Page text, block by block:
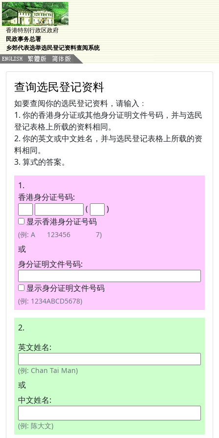
香港特别行政区政府
民政事务总署
乡郊代表选举选民登记资料查阅系统
查询选民登记资料
如要查阅你的选民登记资料，请输入﹕
1. 你的香港身分证或其他身分证明文件号码，并与选民
登记表格上所载的资料相同。
2. 你的英文或中文姓名，并与选民登记表格上所载的资
料相同。
3. 算式的答案。
1.
香港身分证号码:
(
)
显示香港身分证号码
(例: A 123456 7)
或
身分证明文件号码:
显示身分证明文件号码
(例: 1234ABCD5678)
2.
英文姓名:
(例: Chan Tai Man)
或
中文姓名:
(例: 陈大文)